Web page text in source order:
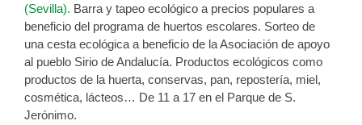
(Sevilla). Barra y tapeo ecológico a precios populares a
beneficio del programa de huertos escolares. Sorteo de
una cesta ecológica a beneficio de la Asociación de apoyo
al pueblo Sirio de Andalucía. Productos ecológicos como
productos de la huerta, conservas, pan, repostería, miel,
cosmética, lácteos… De 11 a 17 en el Parque de S.
Jerónimo.